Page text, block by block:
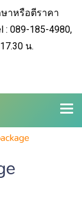
าหรือตีราคา
: 089-185-4980,
น.